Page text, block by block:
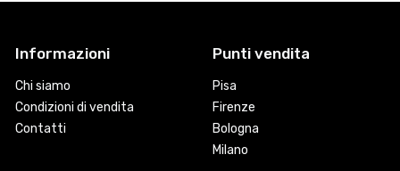
Informazioni
Chi siamo
Condizioni di vendita
Contatti
Punti vendita
Pisa
Firenze
Bologna
Milano